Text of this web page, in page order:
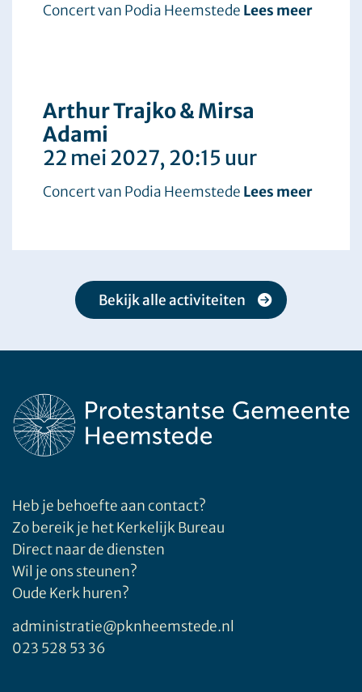
Concert van Podia Heemstede Lees meer
Arthur Trajko & Mirsa
Adami
22 mei 2027, 20:15 uur
Concert van Podia Heemstede Lees meer
Bekijk alle activiteiten
Heb je behoefte aan contact?
Zo bereik je het Kerkelijk Bureau
Direct naar de diensten
Wil je ons steunen?
Oude Kerk huren?
administratie@pknheemstede.nl
023 528 53 36